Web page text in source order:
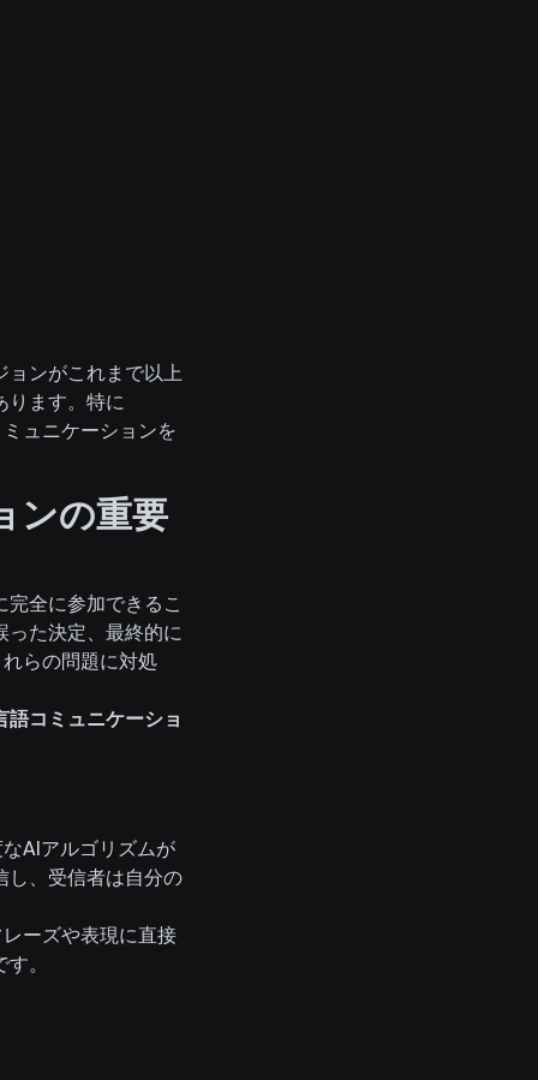
ョンがこれまで以上
ります。特に
ュニケーションを
ンの重要
全に参加できるこ
った決定、最終的に
らの問題に対処
語コミュニケーショ
AIアルゴリズムが
し、受信者は自分の
ーズや表現に直接
。